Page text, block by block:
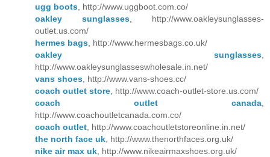
ugg boots, http://www.uggboot.com.co/
oakley sunglasses, http://www.oakleysunglasses-
outlet.us.com/
hermes bags, http://www.hermesbags.co.uk/
oakley sunglasses,
http://www.oakleysunglasseswholesale.in.net/
vans shoes, http://www.vans-shoes.cc/
coach outlet store, http://www.coach-outlet-store.us.com/
coach outlet canada,
http://www.coachoutletcanada.com.co/
coach outlet, http://www.coachoutletstoreonline.in.net/
the north face uk, http://www.thenorthfaces.org.uk/
nike air max uk, http://www.nikeairmaxshoes.org.uk/